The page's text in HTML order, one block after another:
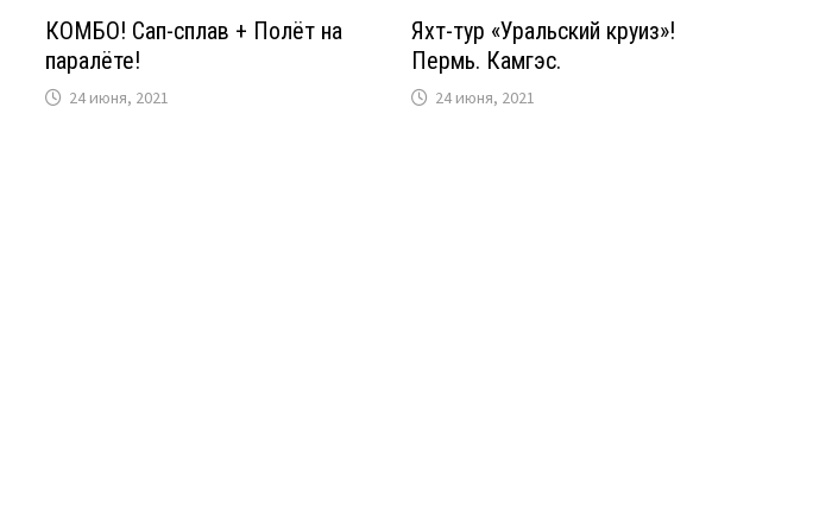
КОМБО! Сап-сплав + Полёт на
паралёте!
24 июня, 2021
Яхт-тур «Уральский круиз»!
Пермь. Камгэс.
24 июня, 2021